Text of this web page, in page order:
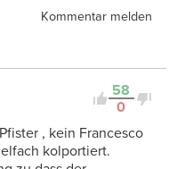
Kommentar melden
58
0
, kein Francesco
kolportiert.